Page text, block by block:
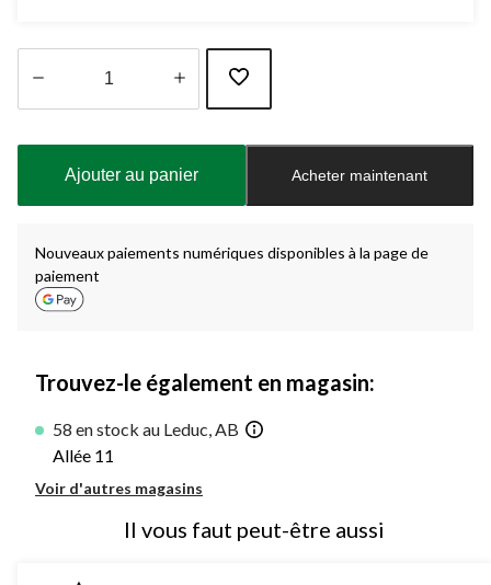
à
Ajouter au panier Acheter maintenant
Nouveaux paiements numériques disponibles à la page de
paiement
Trouvez-le également en magasin:
58 en stock au Leduc, AB
Allée 11
Voir d'autres magasins
Il vous faut peut-être aussi